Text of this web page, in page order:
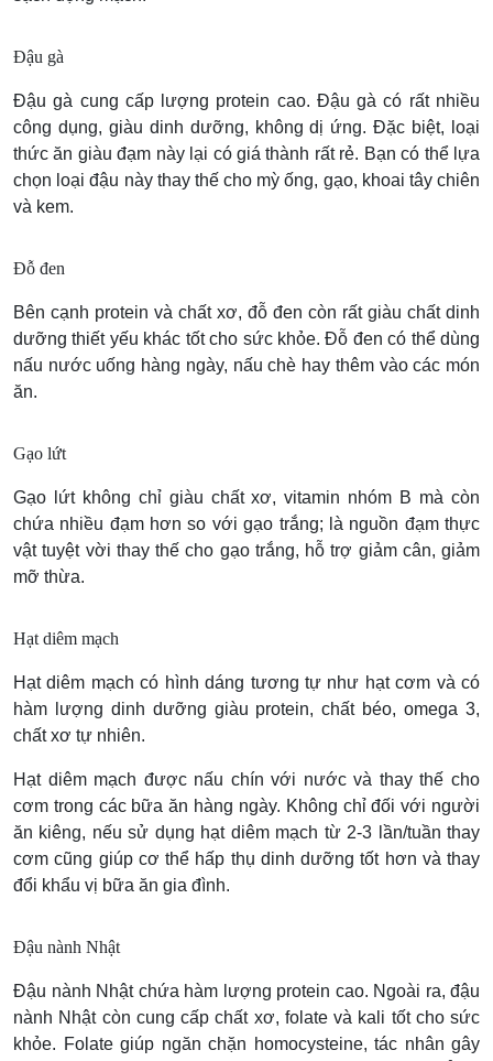
Đậu gà
Đậu gà cung cấp lượng protein cao. Đậu gà có rất nhiều
công dụng, giàu dinh dưỡng, không dị ứng. Đặc biệt, loại
thức ăn giàu đạm này lại có giá thành rất rẻ. Bạn có thể lựa
chọn loại đậu này thay thế cho mỳ ống, gạo, khoai tây chiên
và kem.
Đỗ đen
Bên cạnh protein và chất xơ, đỗ đen còn rất giàu chất dinh
dưỡng thiết yếu khác tốt cho sức khỏe. Đỗ đen có thể dùng
nấu nước uống hàng ngày, nấu chè hay thêm vào các món
ăn.
Gạo lứt
Gạo lứt không chỉ giàu chất xơ, vitamin nhóm B mà còn
chứa nhiều đạm hơn so với gạo trắng; là nguồn đạm thực
vật tuyệt vời thay thế cho gạo trắng, hỗ trợ giảm cân, giảm
mỡ thừa.
Hạt diêm mạch
Hạt diêm mạch có hình dáng tương tự như hạt cơm và có
hàm lượng dinh dưỡng giàu protein, chất béo, omega 3,
chất xơ tự nhiên.
Hạt diêm mạch được nấu chín với nước và thay thế cho
cơm trong các bữa ăn hàng ngày. Không chỉ đối với người
ăn kiêng, nếu sử dụng hạt diêm mạch từ 2-3 lần/tuần thay
cơm cũng giúp cơ thể hấp thụ dinh dưỡng tốt hơn và thay
đổi khẩu vị bữa ăn gia đình.
Đậu nành Nhật
Đậu nành Nhật chứa hàm lượng protein cao. Ngoài ra, đậu
nành Nhật còn cung cấp chất xơ, folate và kali tốt cho sức
khỏe. Folate giúp ngăn chặn homocysteine, tác nhân gây